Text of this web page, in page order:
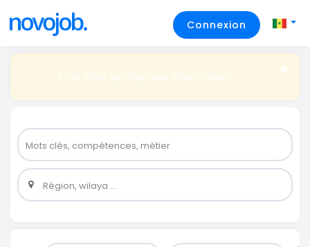
Connexion
Error while getting user information